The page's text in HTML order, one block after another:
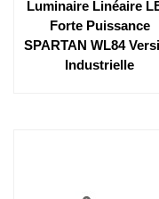
Luminaire Linéaire
Forte Puissance
SPARTAN WL84
Industrielle